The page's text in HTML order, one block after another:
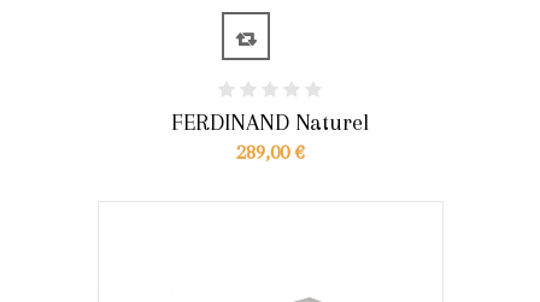
FERDINAND Naturel
289,00 €